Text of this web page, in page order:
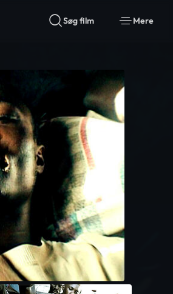
Søg film Mere